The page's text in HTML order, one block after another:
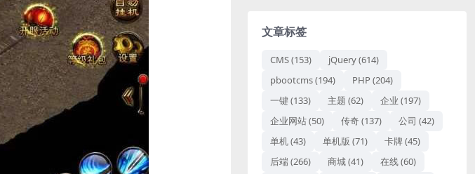
文章标签
CMS(153) jQuery(614)
pbootcms(194) PHP(204)
一键(133) 主题 (62) 企业 (197)
企业网站(50) 传奇(137) 公司 (42)
单机(43) 单机版 (71) 卡牌 (45)
后端(266) 商城(41) 在线(60)